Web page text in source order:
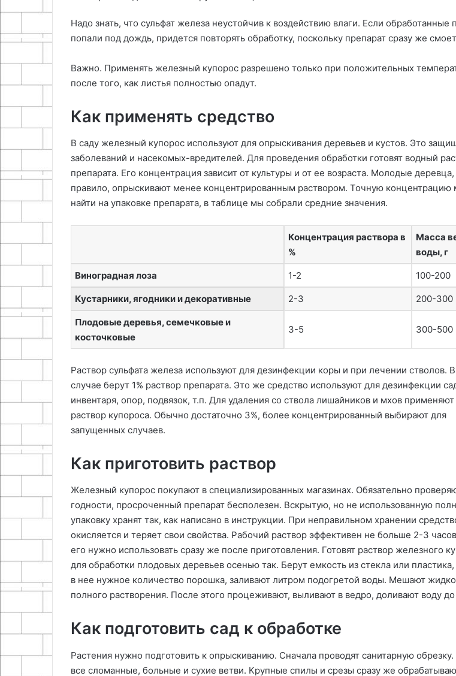
Надо знать, что сульфат железа неустойчив к воздействию влаги. Если обработанные
попали под дождь, придется повторять обработку, поскольку препарат сразу же
Важно. Применять железный купорос разрешено только при положительных
после того, как листья полностью опадут.
Как применять средство
В саду железный купорос используют для опрыскивания деревьев и кустов. Это
заболеваний и насекомых-вредителей. Для проведения обработки готовят водный
препарата. Его концентрация зависит от культуры и от ее возраста. Молодые деревца,
правило, опрыскивают менее концентрированным раствором. Точную концентрацию
найти на упаковке препарата, в таблице мы собрали средние значения.
Концентрация раствора в
%
Масса
воды, г
Виноградная лоза 1-2 100-200
Кустарники, ягодники и декоративные 2-3 200-300
Плодовые деревья, семечковые и
косточковые
3-5 300-500
Раствор сульфата железа используют для дезинфекции коры и при лечении стволов.
случае берут 1% раствор препарата. Это же средство используют для дезинфекции
инвентаря, опор, подвязок, т.п. Для удаления со ствола лишайников и мхов
раствор купороса. Обычно достаточно 3%, более концентрированный выбирают для
запущенных случаев.
Как приготовить раствор
Железный купорос покупают в специализированных магазинах. Обязательно
годности, просроченный препарат бесполезен. Вскрытую, но не использованную
упаковку хранят так, как написано в инструкции. При неправильном хранении
окисляется и теряет свои свойства. Рабочий раствор эффективен не больше 2-3
его нужно использовать сразу же после приготовления. Готовят раствор железного
для обработки плодовых деревьев осенью так. Берут емкость из стекла или
в нее нужное количество порошка, заливают литром подогретой воды. Мешают
полного растворения. После этого процеживают, выливают в ведро, доливают воду до
Как подготовить сад к обработке
Растения нужно подготовить к опрыскиванию. Сначала проводят санитарную
все сломанные, больные и сухие ветви. Крупные спилы и срезы сразу же